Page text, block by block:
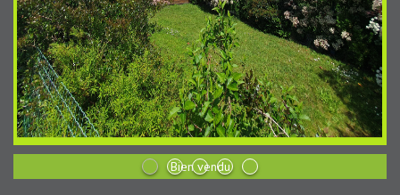
Bien vendu